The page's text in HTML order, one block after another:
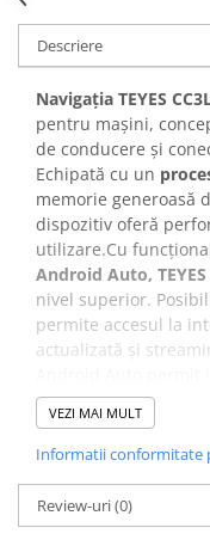
Descriere
Navigația TEYES
pentru mașini,
de conducere și
Echipată cu un
memorie generoasă
dispozitiv oferă
utilizare.Cu
Android Auto,
nivel superior.
permite accesul la
actualizată și
ului în sistemul de
aplicații, muzică,
familiară și ușor de
optimizează
Acest lucru
VEZI MAI MULT
Informatii conformitate
Review-uri(0)